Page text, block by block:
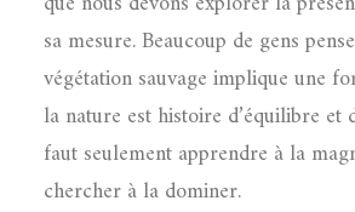
sa mesure. Beaucoup de gens
végétation sauvage implique une
la nature est histoire d’équilibre
faut seulement apprendre à la
chercher à la dominer.